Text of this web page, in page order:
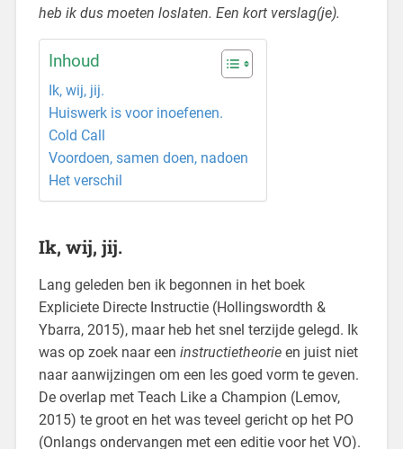
heb ik dus moeten loslaten. Een kort verslag(je).
Inhoud
Ik, wij, jij.
Huiswerk is voor inoefenen.
Cold Call
Voordoen, samen doen, nadoen
Het verschil
Ik, wij, jij.
Lang geleden ben ik begonnen in het boek
Expliciete Directe Instructie (Hollingswordth &
Ybarra, 2015), maar heb het snel terzijde gelegd. Ik
was op zoek naar een instructietheorieen juist niet
naar aanwijzingen om een les goed vorm te geven.
De overlap met Teach Like a Champion (Lemov,
2015) te groot en het was teveel gericht op het PO
(Onlangs ondervangen met een editie voor het VO).